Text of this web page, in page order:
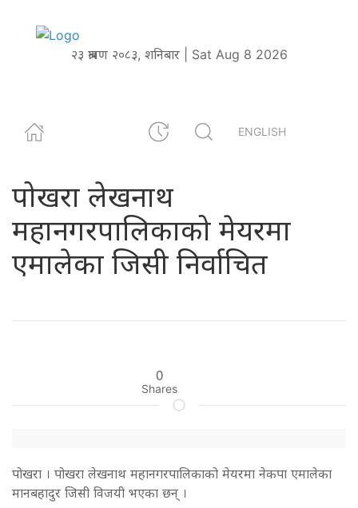
२३ श्रावण २०८३, शनिबार | Sat Aug 8 2026
ENGLISH
पोखरा लेखनाथ
महानगरपालिकाको मेयरमा
एमालेका जिसी निर्वाचित
0
Shares
पोखरा । पोखरा लेखनाथ महानगरपालिकाको मेयरमा नेकपा एमालेका
मानबहादुर जिसी विजयी भएका छन् ।